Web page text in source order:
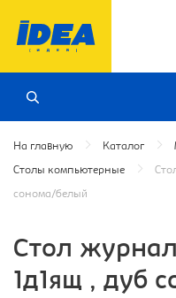
На главную Каталог
Столы компьютерные
сонома/белый
Cтол
1д1ящ , дуб